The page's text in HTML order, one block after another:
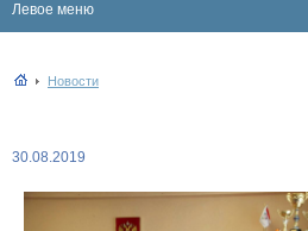
Левое меню
Новости
30.08.2019